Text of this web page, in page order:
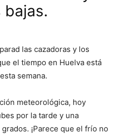
las cazadoras y los
el tiempo en Huelva está
semana.
meteorológica, hoy
por la tarde y una
¡Parece que el frío no